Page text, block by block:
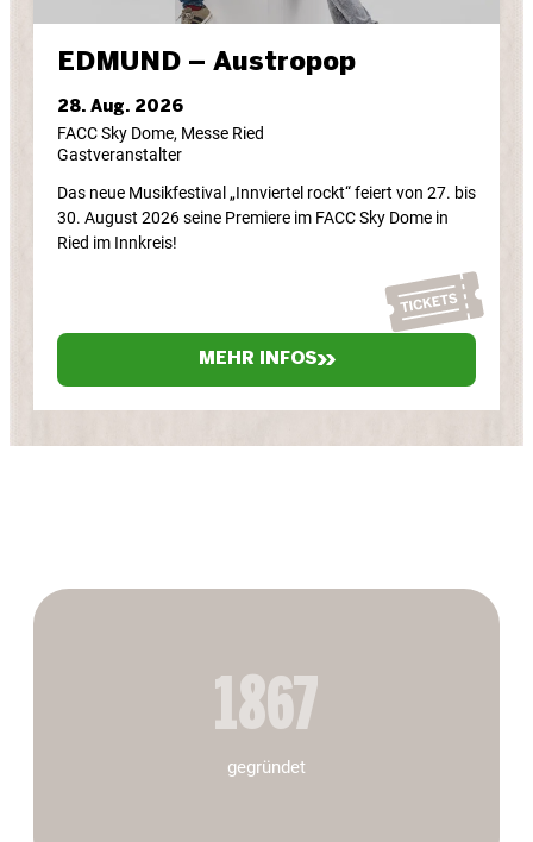
EDMUND – Austropop
28. Aug. 2026
FACC Sky Dome, Messe Ried
Gastveranstalter
Das neue Musikfestival „Innviertel rockt“ feiert von 27. bis
30. August 2026 seine Premiere im FACC Sky Dome in
Ried im Innkreis!
MEHR INFOS
gegründet
1867